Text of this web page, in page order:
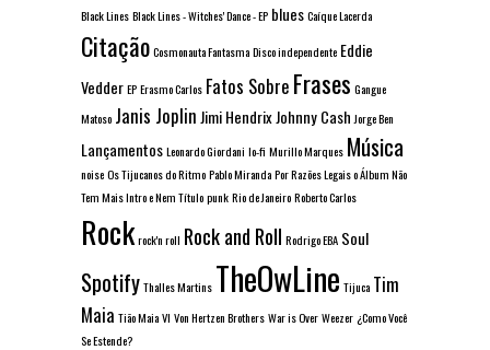
Black LinesBlack Lines - Witches' Dance - EP bluesCaíque Lacerda
CitaçãoCosmonauta FantasmaDisco independente Eddie
VedderEPErasmo Carlos Fatos Sobre Frases Gangue
Matoso Janis Joplin Jimi HendrixJohnny Cash Jorge Ben
LançamentosLeonardo Giordani lo-fi Murillo Marques Música
noiseOs Tijucanos do RitmoPablo MirandaPor Razões Legais o Álbum Não
Tem Mais Intro e Nem TítulopunkRio de JaneiroRoberto Carlos
Rockrock'n roll Rock and Roll Rodrigo EBA Soul
SpotifyThalles Martins TheOwLine Tijuca Tim
Maia Tião MaiaVI Von Hertzen BrothersWar is OverWeezer ¿Como Você
Se Estende?